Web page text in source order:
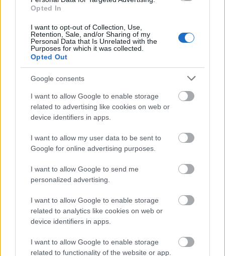
Opted In
I want to opt-out of Collection, Use,
Retention, Sale, and/or Sharing of my
Personal Data that Is Unrelated with the
Purposes for which it was collected.
Opted Out
Google consents
I want to allow Google to enable storage
related to advertising like cookies on web or
device identifiers in apps.
I want to allow my user data to be sent to
Google for online advertising purposes.
I want to allow Google to send me
personalized advertising.
I want to allow Google to enable storage
related to analytics like cookies on web or
device identifiers in apps.
I want to allow Google to enable storage
related to functionality of the website or app.